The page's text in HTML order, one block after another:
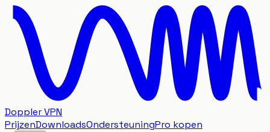
Doppler VPN
PrijzenDownloadsOndersteuningPro kopen